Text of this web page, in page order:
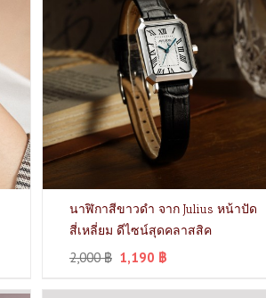
นาฬิกาสีขาวดำ จาก Julius หน้าปัด
สี่เหลี่ยม ดีไซน์สุดคลาสสิค
2,000฿ 1,190 ฿